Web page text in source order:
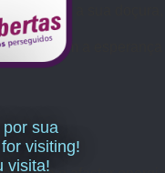
toda a sua
com a
sua
visiting!
visita!